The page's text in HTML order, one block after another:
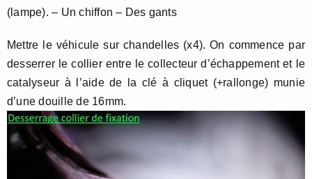
(lampe). – Un chiffon – Des gants
Mettre le véhicule sur chandelles (x4). On commence par
desserrer le collier entre le collecteur d’échappement et le
catalyseur à l’aide de la clé à cliquet (+rallonge) munie
d’une douille de 16mm.